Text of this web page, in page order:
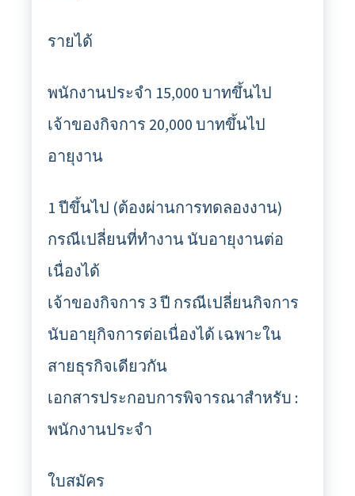
รายได้
พนักงานประจำ 15,000 บาทขึ้นไป
เจ้าของกิจการ 20,000 บาทขึ้นไป
อายุงาน
1 ปีขึ้นไป (ต้องผ่านการทดลองงาน)
กรณีเปลี่ยนที่ทำงาน นับอายุงานต่อ
เนื่องได้
เจ้าของกิจการ 3 ปี กรณีเปลี่ยนกิจการ
นับอายุกิจการต่อเนื่องได้ เฉพาะใน
สายธุรกิจเดียวกัน
เอกสารประกอบการพิจารณาสำหรับ :
พนักงานประจำ
ใบสมัคร